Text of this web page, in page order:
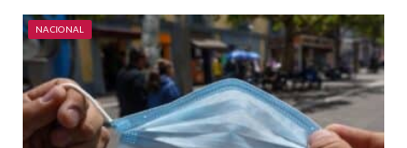
NACIONAL